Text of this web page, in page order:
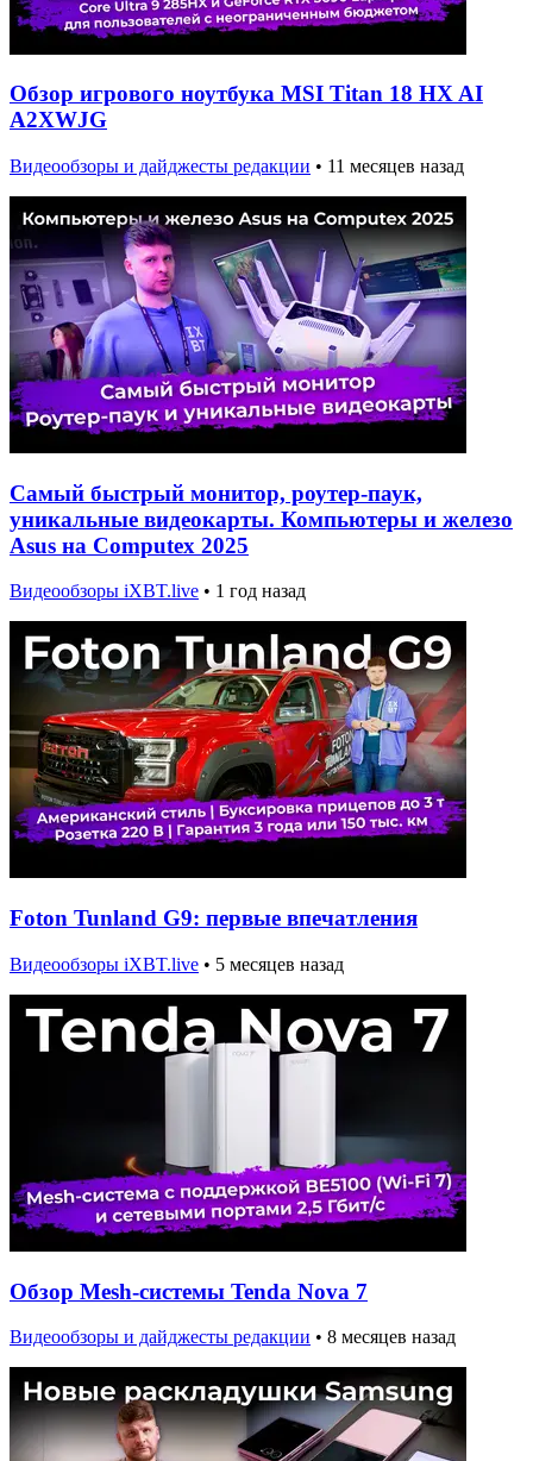
Обзор игрового ноутбука MSI Titan 18 HX AI
A2XWJG
Видеообзоры и дайджесты редакции • 11 месяцев назад
Самый быстрый монитор, роутер-паук,
уникальные видеокарты. Компьютеры и железо
Asus на Computex 2025
Видеообзоры iXBT.live • 1 год назад
Foton Tunland G9: первые впечатления
Видеообзоры iXBT.live • 5 месяцев назад
Обзор Mesh-системы Tenda Nova 7
Видеообзоры и дайджесты редакции • 8 месяцев назад